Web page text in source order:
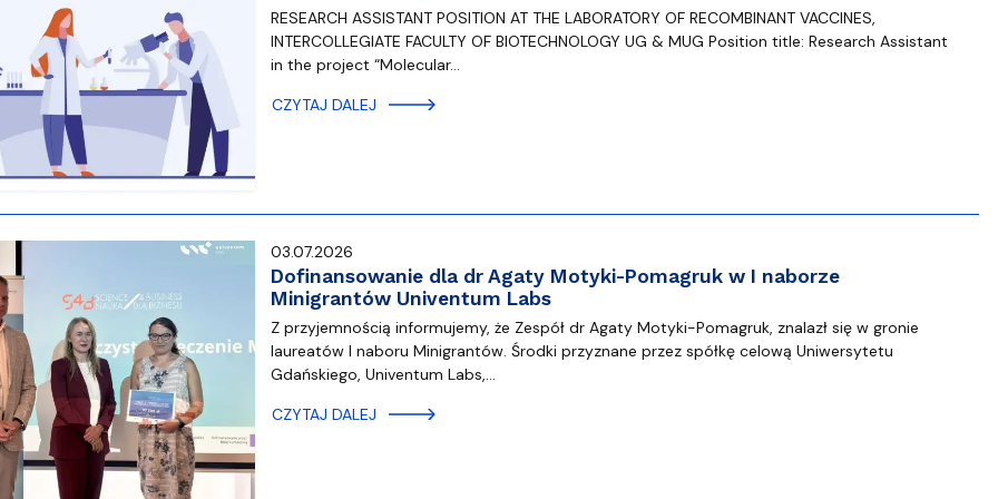
RESEARCH ASSISTANT POSITION AT THE LABORATORY OF RECOMBINANT VACCINES,
INTERCOLLEGIATE FACULTY OF BIOTECHNOLOGY UG & MUG Position title: Research Assistant
in the project “Molecular…
CZYTAJ DALEJ
03.07.2026
Dofinansowanie dla dr Agaty Motyki-Pomagruk w I naborze
Minigrantów Univentum Labs
Z przyjemnością informujemy, że Zespół dr Agaty Motyki-Pomagruk, znalazł się w gronie
laureatów I naboru Minigrantów. Środki przyznane przez spółkę celową Uniwersytetu
Gdańskiego, Univentum Labs,…
CZYTAJ DALEJ